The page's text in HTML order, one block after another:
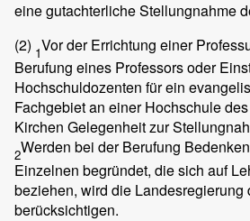
eine gutachterliche Stellungnahme
(2) 1Vor der Errichtung einer
Berufung eines Professors oder
Hochschuldozenten für ein
Fachgebiet an einer Hochschule
Kirchen Gelegenheit zur
2Werden bei der Berufung
Einzelnen begründet, die sich auf
beziehen, wird die
berücksichtigen.